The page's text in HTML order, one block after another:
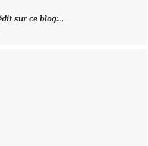
sur ce blog:...